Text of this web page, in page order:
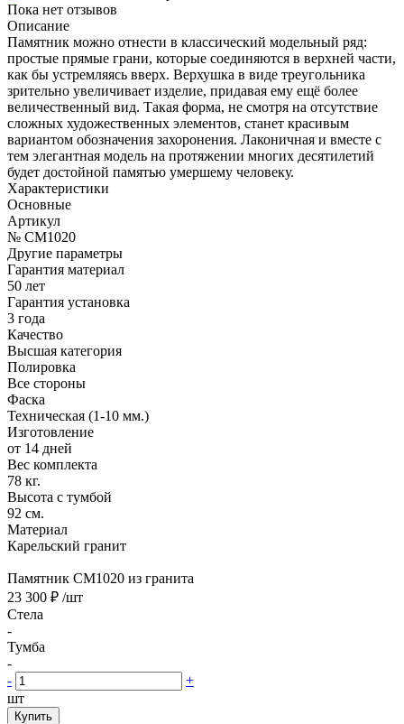
Пока нет отзывов
Описание
Памятник можно отнести в классический модельный ряд:
простые прямые грани, которые соединяются в верхней части,
как бы устремляясь вверх. Верхушка в виде треугольника
зрительно увеличивает изделие, придавая ему ещё более
величественный вид. Такая форма, не смотря на отсутствие
сложных художественных элементов, станет красивым
вариантом обозначения захоронения. Лаконичная и вместе с
тем элегантная модель на протяжении многих десятилетий
будет достойной памятью умершему человеку.
Характеристики
Основные
Артикул
№ CM1020
Другие параметры
Гарантия материал
50 лет
Гарантия установка
3 года
Качество
Высшая категория
Полировка
Все стороны
Фаска
Техническая (1-10 мм.)
Изготовление
от 14 дней
Вес комплекта
78 кг.
Высота с тумбой
92 см.
Материал
Карельский гранит
Памятник CM1020 из гранита
23 300 ₽ /шт
Стела
-
Тумба
-
-
+
шт
Купить